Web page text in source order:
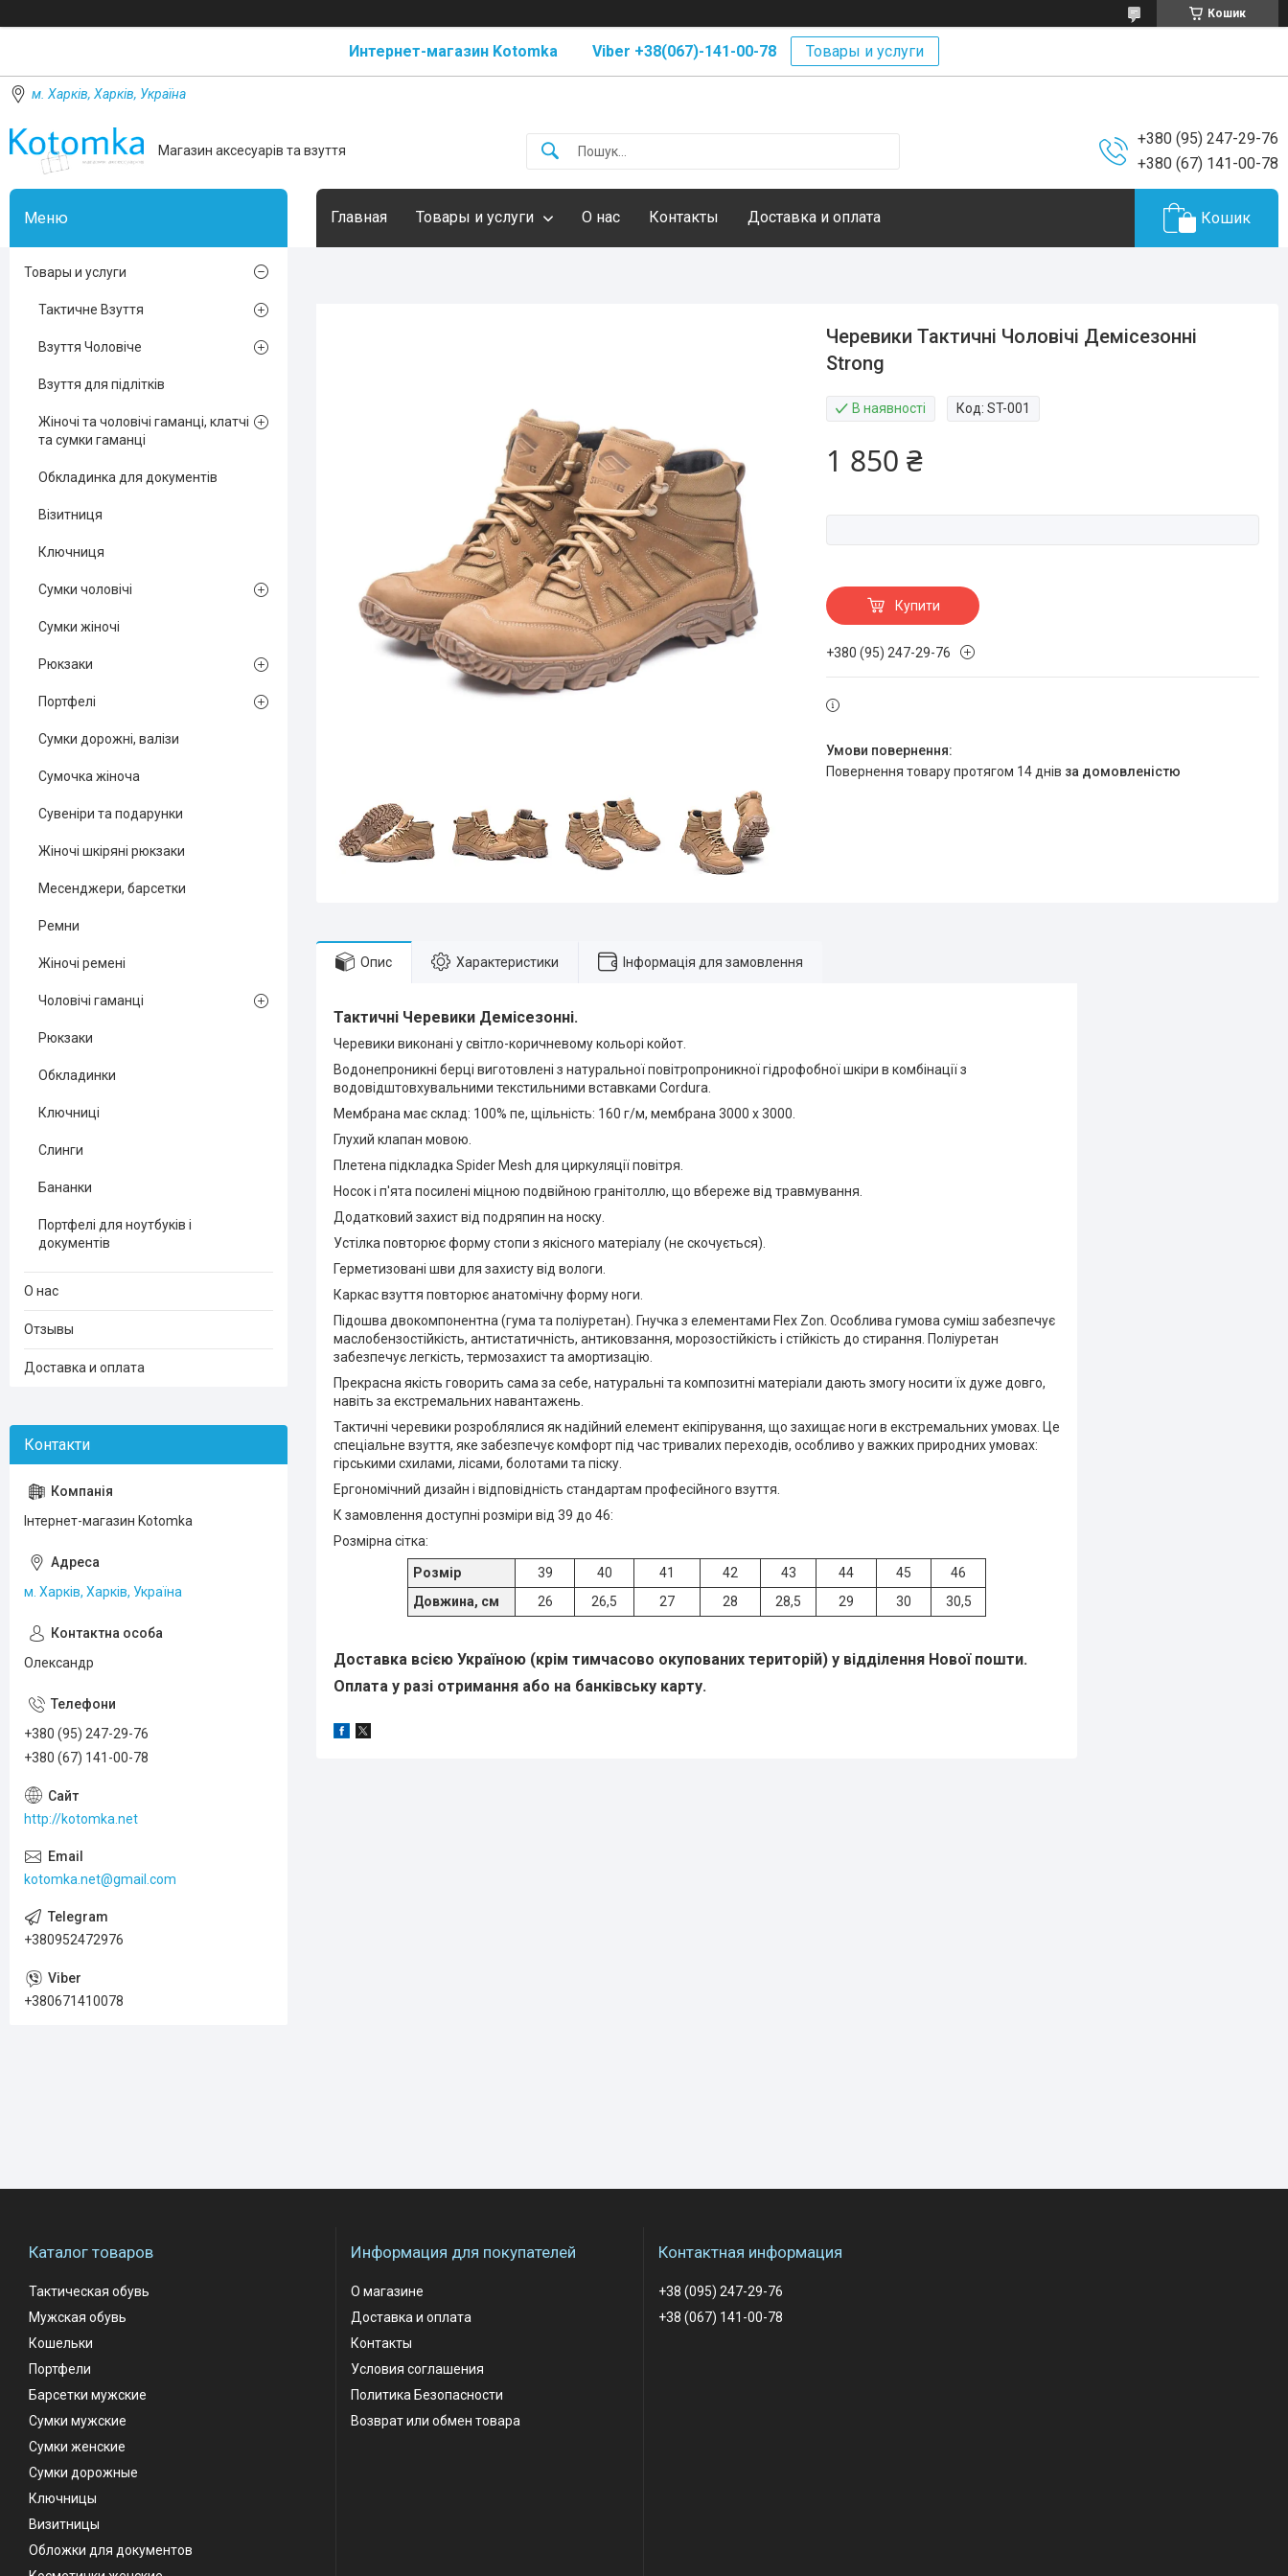
Кошик
Интернет-магазин Kotomka Viber +38(067)-141-00-78 Товары и услуги
м. Харків, Харків, Україна
Магазин аксесуарів та взуття
+380 (95) 247-29-76
+380 (67) 141-00-78
Главная Товары и услуги О нас Контакты Доставка и оплата Кошик
Черевики Тактичні Чоловічі Демісезонні
Strong
В наявності Код:ST-001
1 850 ₴
Купити
+380 (95) 247-29-76
повернення товару протягом 14 днів за домовленістю
Опис Характеристики Інформація для замовлення
Тактичні Черевики Демісезонні.
Черевики виконані у світло-коричневому кольорі койот.
Водонепроникні берці виготовлені з натуральної повітропроникної гідрофобної шкіри в комбінації з
водовідштовхувальними текстильними вставками Cordura.
Мембрана має склад: 100% пе, щільність: 160 г/м, мембрана 3000 х 3000.
Глухий клапан мовою.
Плетена підкладка Spider Mesh для циркуляції повітря.
Носок і п'ята посилені міцною подвійною гранітоллю, що вбереже від травмування.
Додатковий захист від подряпин на носку.
Устілка повторює форму стопи з якісного матеріалу (не скочується).
Герметизовані шви для захисту від вологи.
Каркас взуття повторює анатомічну форму ноги.
Підошва двокомпонентна (гума та поліуретан). Гнучка з елементами Flex Zon. Особлива гумова суміш забезпечує
маслобензостійкість, антистатичність, антиковзання, морозостійкість і стійкість до стирання. Поліуретан
забезпечує легкість, термозахист та амортизацію.
Прекрасна якість говорить сама за себе, натуральні та композитні матеріали дають змогу носити їх дуже довго,
навіть за екстремальних навантажень.
Тактичні черевики розроблялися як надійний елемент екіпірування, що захищає ноги в екстремальних умовах. Це
спеціальне взуття, яке забезпечує комфорт під час тривалих переходів, особливо у важких природних умовах:
гірськими схилами, лісами, болотами та піску.
Ергономічний дизайн і відповідність стандартам професійного взуття.
К замовлення доступні розміри від 39 до 46:
Розмірна сітка:
Розмір 39 40 41 42 43 44 45
46
Довжина, см
26 26,5 27 28 28,5 29 30 30,5
Доставка всією Україною (крім тимчасово окупованих територій) у відділення Нової пошти.
Оплата у разі отримання або на банківську карту.
Товары и услуги
Тактичне Взуття
Взуття Чоловіче
Взуття для підлітків
Жіночі та чоловічі гаманці, клатчі
та сумки гаманці
Обкладинка для документів
Візитниця
Ключниця
Сумки чоловічі
Сумки жіночі
Рюкзаки
Портфелі
Сумки дорожні, валізи
Сумочка жіноча
Сувеніри та подарунки
Жіночі шкіряні рюкзаки
Месенджери, барсетки
Ремни
Жіночі ремені
Чоловічі гаманці
Рюкзаки
Обкладинки
Ключниці
Слинги
Бананки
Портфелі для ноутбуків і
документів
О нас
Отзывы
Доставка и оплата
Інтернет-магазин Kotomka
м. Харків, Харків, Україна
Олександр
+380 (95) 247-29-76
+380 (67) 141-00-78
http://kotomka.net
kotomka.net@gmail.com
+380952472976
+380671410078
Каталог товаров
Тактическая обувь
Мужская обувь
Кошельки
Портфели
Барсетки мужские
Сумки мужские
Сумки женские
Сумки дорожные
Ключницы
Визитницы
Обложки для документов
Информация для покупателей
О магазине
Доставка и оплата
Контакты
Условия соглашения
Политика Безопасности
Возврат или обмен товара
Контактная информация
+38 (095) 247-29-76
+38 (067) 141-00-78